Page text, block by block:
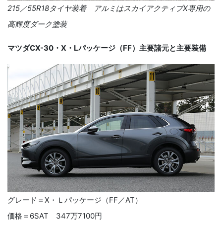
215／55R18タイヤ装着 アルミはスカイアクティブX専用の
高輝度ダーク塗装
マツダCX-30・X・Lパッケージ（FF）主要諸元と主要装備
グレード＝X・Ｌパッケージ（FF／AT）
価格＝6SAT 347万7100円